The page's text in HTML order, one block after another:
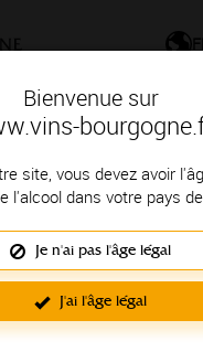
Bienvenue sur
site, vous devez avoir
l'alcool dans votre pays
Je n'ai pas l'âge légal
J'ai l'âge légal
Rendez-vous
Saint-
La-Vineuse
25 janvier 2025